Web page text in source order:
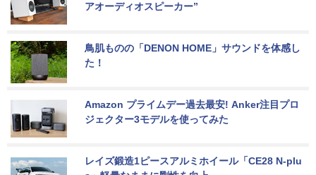
アオーディオスピーカー”
鳥肌ものの「DENON HOME」サウンドを体感し
た！
Amazon プライムデー過去最安! Anker注目プロ
ジェクター3モデルを使ってみた
レイズ鍛造1ピースアルミホイール「CE28 N-plu